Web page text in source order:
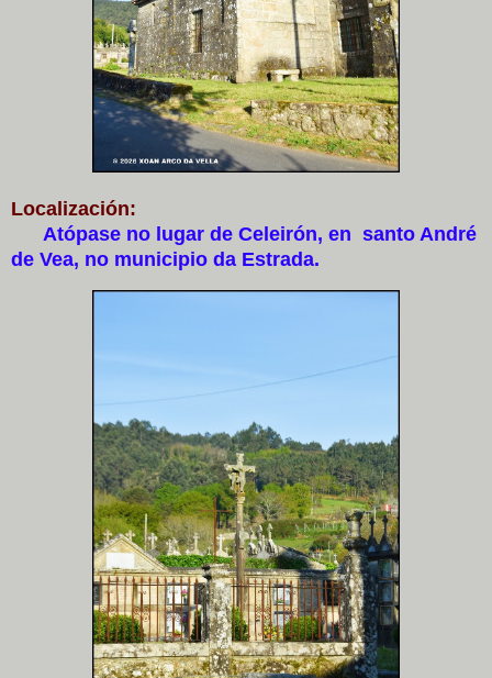
Localización:
Atópase no lugar de Celeirón, en santo André
de Vea, no municipio da Estrada.